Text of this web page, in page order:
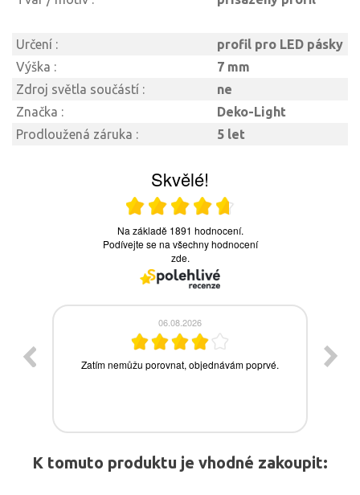
Určení :
profil pro LED pásky
Výška :
7 mm
Zdroj světla součástí :
ne
Značka :
Deko-Light
Prodloužená záruka :
5 let
K tomuto produktu je vhodné zakoupit: